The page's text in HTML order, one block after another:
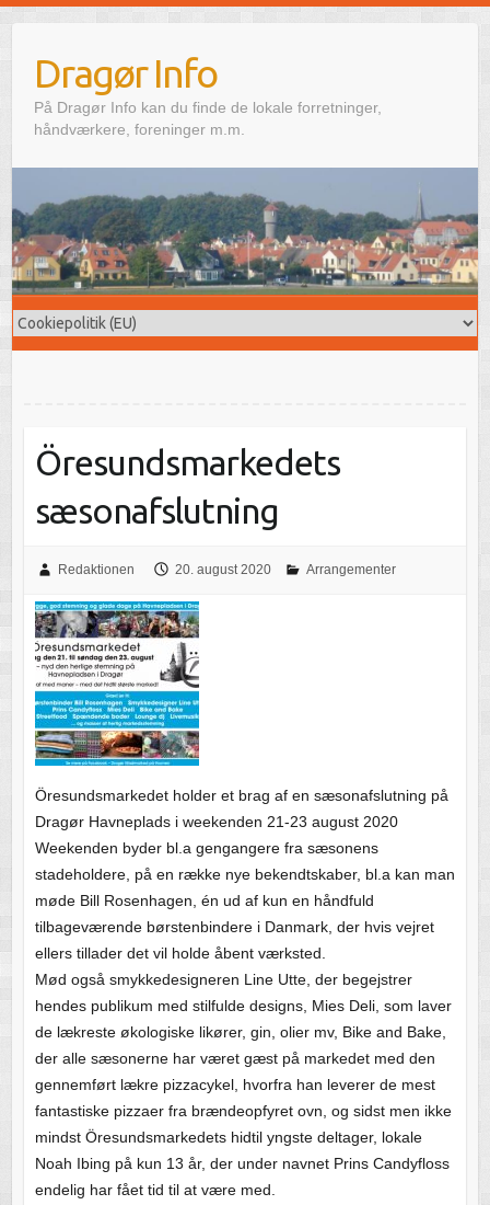
Dragør Info
På Dragør Info kan du finde de lokale forretninger,
håndværkere, foreninger m.m.
Öresundsmarkedets
sæsonafslutning
Redaktionen 20. august 2020 Arrangementer
Öresundsmarkedet holder et brag af en sæsonafslutning på
Dragør Havneplads i weekenden 21-23 august 2020
Weekenden byder bl.a gengangere fra sæsonens
stadeholdere, på en række nye bekendtskaber, bl.a kan man
møde Bill Rosenhagen, én ud af kun en håndfuld
tilbageværende børstenbindere i Danmark, der hvis vejret
ellers tillader det vil holde åbent værksted.
Mød også smykkedesigneren Line Utte, der begejstrer
hendes publikum med stilfulde designs, Mies Deli, som laver
de lækreste økologiske likører, gin, olier mv, Bike and Bake,
der alle sæsonerne har været gæst på markedet med den
gennemført lækre pizzacykel, hvorfra han leverer de mest
fantastiske pizzaer fra brændeopfyret ovn, og sidst men ikke
mindst Öresundsmarkedets hidtil yngste deltager, lokale
Noah Ibing på kun 13 år, der under navnet Prins Candyfloss
endelig har fået tid til at være med.